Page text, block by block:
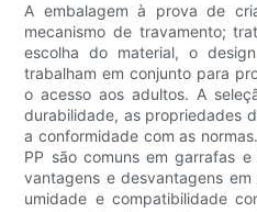
A embalagem à prova de
mecanismo de travamento;
escolha do material, o
trabalham em conjunto para
o acesso aos adultos. A
durabilidade, as propriedades
a conformidade com as
PP são comuns em garrafas
vantagens e desvantagens
umidade e compatibilidade